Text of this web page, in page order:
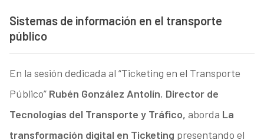
Sistemas de información en el transporte
público
En la sesión dedicada al “Ticketing en el Transporte
Público” Rubén González Antolín, Director de
Tecnologías del Transporte y Tráfico, aborda La
transformación digital en Ticketing presentando el